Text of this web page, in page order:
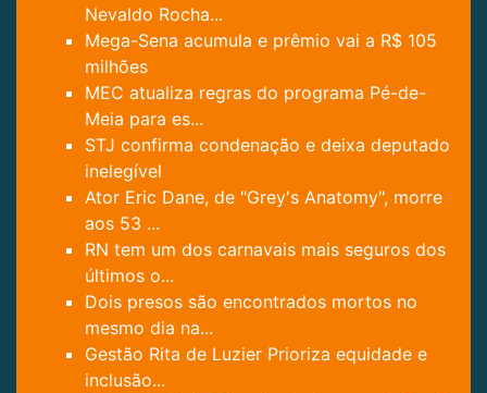
Nevaldo Rocha...
Mega-Sena acumula e prêmio vai a R$ 105
milhões
MEC atualiza regras do programa Pé-de-
Meia para es...
STJ confirma condenação e deixa deputado
inelegível
Ator Eric Dane, de "Grey's Anatomy", morre
aos 53 ...
RN tem um dos carnavais mais seguros dos
últimos o...
Dois presos são encontrados mortos no
mesmo dia na...
Gestão Rita de Luzier Prioriza equidade e
inclusão...